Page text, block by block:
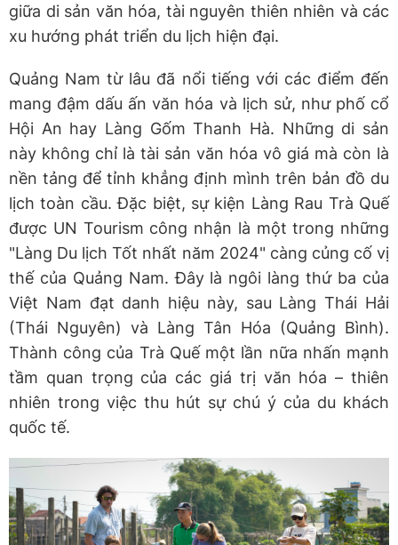
giữa di sản văn hóa, tài nguyên thiên nhiên và các
xu hướng phát triển du lịch hiện đại.
Quảng Nam từ lâu đã nổi tiếng với các điểm đến
mang đậm dấu ấn văn hóa và lịch sử, như phố cổ
Hội An hay Làng Gốm Thanh Hà. Những di sản
này không chỉ là tài sản văn hóa vô giá mà còn là
nền tảng để tỉnh khẳng định mình trên bản đồ du
lịch toàn cầu. Đặc biệt, sự kiện Làng Rau Trà Quế
được UN Tourism công nhận là một trong những
"Làng Du lịch Tốt nhất năm 2024" càng củng cố vị
thế của Quảng Nam. Đây là ngôi làng thứ ba của
Việt Nam đạt danh hiệu này, sau Làng Thái Hải
(Thái Nguyên) và Làng Tân Hóa (Quảng Bình).
Thành công của Trà Quế một lần nữa nhấn mạnh
tầm quan trọng của các giá trị văn hóa – thiên
nhiên trong việc thu hút sự chú ý của du khách
quốc tế.